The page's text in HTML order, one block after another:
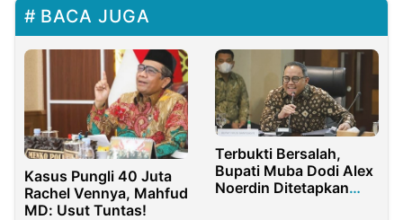
BACA JUGA
Kasus Pungli 40 Juta
Rachel Vennya, Mahfud
MD: Usut Tuntas!
Terbukti Bersalah,
Bupati Muba Dodi Alex
Noerdin Ditetapkan